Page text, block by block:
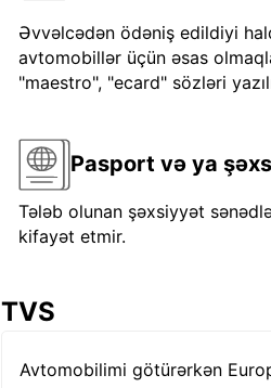
Əvvəlcədən ödəniş edildiyi
avtomobillər üçün əsas
"maestro", "ecard" sözləri
Pasport və ya
Tələb olunan şəxsiyyət
kifayət etmir.
TVS
Avtomobilimi götürərkən